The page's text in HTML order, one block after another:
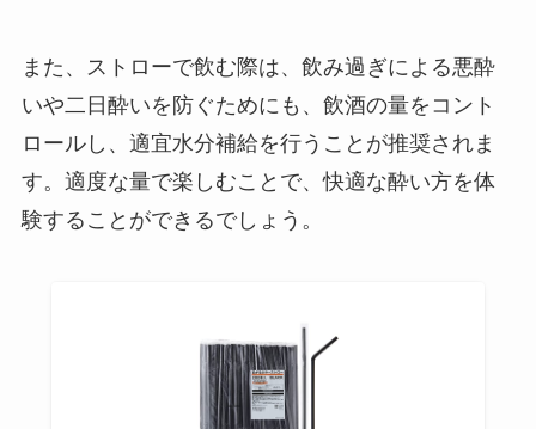
また、ストローで飲む際は、飲み過ぎによる悪酔
いや二日酔いを防ぐためにも、飲酒の量をコント
ロールし、適宜水分補給を行うことが推奨されま
す。適度な量で楽しむことで、快適な酔い方を体
験することができるでしょう。